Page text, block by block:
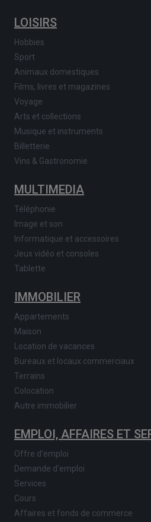
LOISIRS
Hobbies
Sport
Animaux domestiques
Films, livres et magazines
Voyage
Arts et collections
Musique et instruments
Billetterie
Vins & Gastronomie
MULTIMEDIA
Téléphonie
Image et son
Informatique et accessoires
Jeux vidéo et consoles
Tablette
IMMOBILIER
Appartements
Maison
Location de vacances
Bureaux et locaux commerciaux
Terrains
Colocation
Autre immobilier
EMPLOI, AFFAIRES ET
Offre d'emploi
Demande d'emploi
Services
Cours
Affaires et fonds de commerce